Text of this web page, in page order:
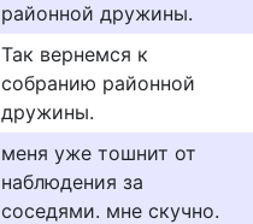
районной дружины.
Так вернемся к
собранию районной
дружины.
меня уже тошнит от
наблюдения за
соседями. мне скучно.